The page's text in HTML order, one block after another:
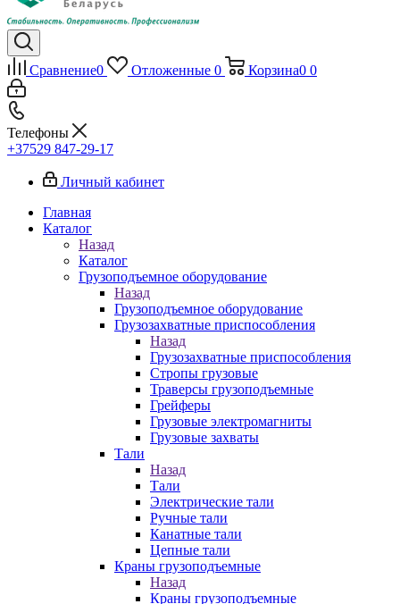
Сравнение0 Отложенные 0 Корзина0 0
Телефоны
+37529 847-29-17‬
Личный кабинет
Главная
Каталог
Назад
Каталог
Грузоподъемное оборудование
Назад
Грузоподъемное оборудование
Грузозахватные приспособления
Назад
Грузозахватные приспособления
Стропы грузовые
Траверсы грузоподъемные
Грейферы
Грузовые электромагниты
Грузовые захваты
Тали
Назад
Тали
Электрические тали
Ручные тали
Канатные тали
Цепные тали
Краны грузоподъемные
Назад
Краны грузоподъемные